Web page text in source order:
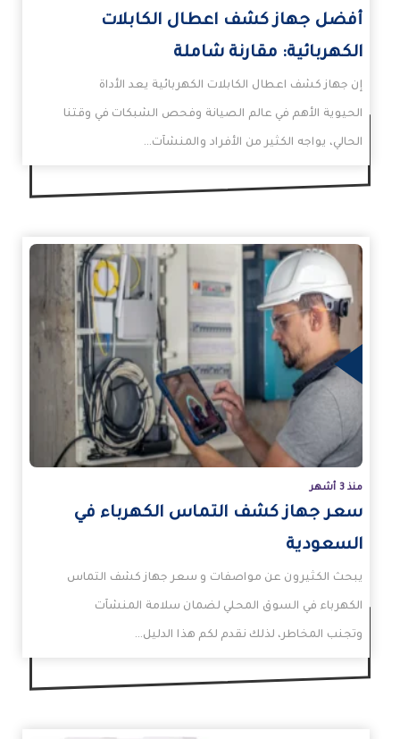
أفضل جهاز كشف اعطال الكابلات
الكهربائية: مقارنة شاملة
إن جهاز كشف اعطال الكابلات الكهربائية يعد الأداة
الحيوية الأهم في عالم الصيانة وفحص الشبكات في وقتنا
الحالي، يواجه الكثير من الأفراد والمنشآت…
منذ 3 أشهر
سعر جهاز كشف التماس الكهرباء في
السعودية
يبحث الكثيرون عن مواصفات و سعر جهاز كشف التماس
الكهرباء في السوق المحلي لضمان سلامة المنشآت
وتجنب المخاطر، لذلك نقدم لكم هذا الدليل…